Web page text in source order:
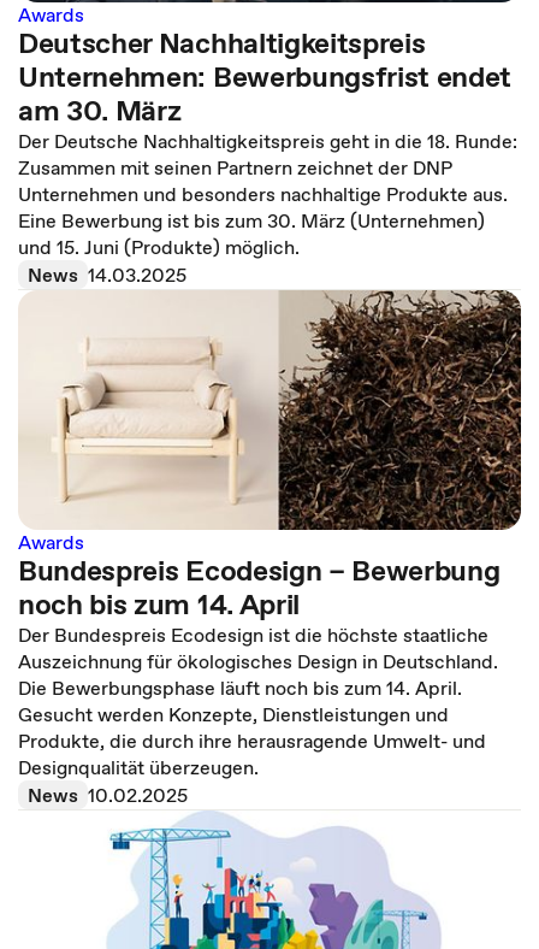
Awards
Deutscher Nachhaltigkeitspreis
Unternehmen: Bewerbungsfrist endet
am 30. März
Der Deutsche Nachhaltigkeitspreis geht in die 18. Runde:
Zusammen mit seinen Partnern zeichnet der DNP
Unternehmen und besonders nachhaltige Produkte aus.
Eine Bewerbung ist bis zum 30. März (Unternehmen)
und 15. Juni (Produkte) möglich.
News 14.03.2025
Awards
Bundespreis Ecodesign – Bewerbung
noch bis zum 14. April
Der Bundespreis Ecodesign ist die höchste staatliche
Auszeichnung für ökologisches Design in Deutschland.
Die Bewerbungsphase läuft noch bis zum 14. April.
Gesucht werden Konzepte, Dienstleistungen und
Produkte, die durch ihre herausragende Umwelt- und
Designqualität überzeugen.
News 10.02.2025